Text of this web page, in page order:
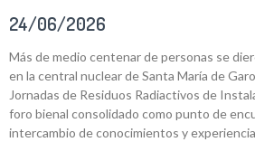
24/06/2026
Más de medio centenar de personas se
en la central nuclear de Santa María de
Jornadas de Residuos Radiactivos de
foro bienal consolidado como punto de
intercambio de conocimientos y